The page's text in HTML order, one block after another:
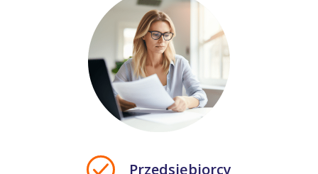
Przedsiębiorcy